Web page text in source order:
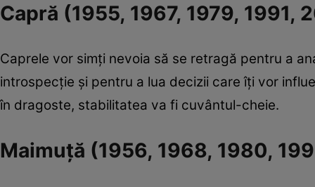
Capră (1955, 1967, 1979, 1991,
Caprele vor simți nevoia să se retragă pentru a
introspecție și pentru a lua decizii care îți vor
în dragoste, stabilitatea va fi cuvântul-cheie.
Maimuță (1956, 1968, 1980,